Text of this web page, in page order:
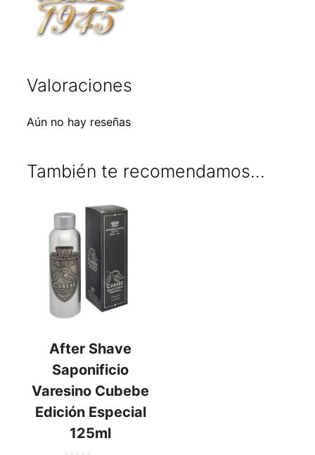
Valoraciones
Aún no hay reseñas
También te recomendamos…
After Shave
Saponificio
Varesino Cubebe
Edición Especial
125ml